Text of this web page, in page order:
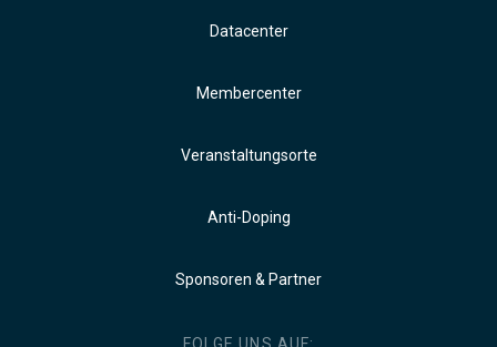
Datacenter
Membercenter
Veranstaltungsorte
Anti-Doping
Sponsoren & Partner